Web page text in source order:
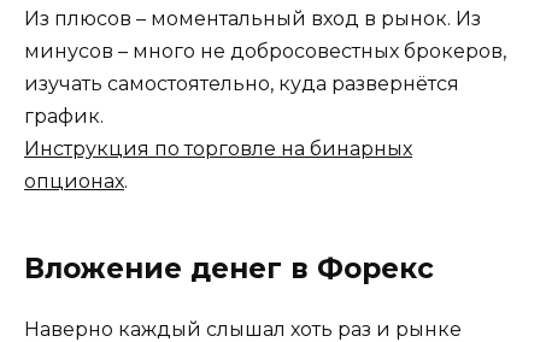
Из плюсов – моментальный вход в рынок. Из
минусов – много не добросовестных брокеров,
изучать самостоятельно, куда развернётся
график.
Инструкция по торговле на бинарных
опционах.
Вложение денег в Форекс
Наверно каждый слышал хоть раз и рынке